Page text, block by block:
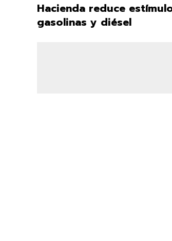
Hacienda reduce
gasolinas y diésel